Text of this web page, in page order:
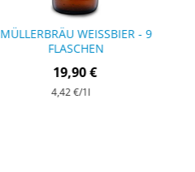
MÜLLERBRÄU WEISSBIER - 9 F
LASCHEN
19,90 €
4,42 €/1l